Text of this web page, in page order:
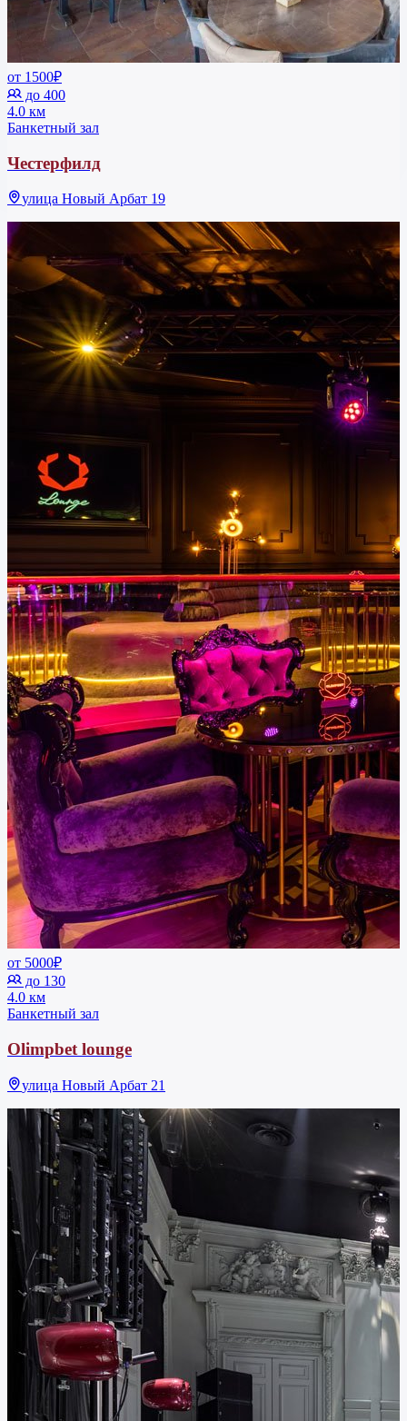
от 1500₽
до 400
4.0 км
Банкетный зал
Честерфилд
улица Новый Арбат 19
от 5000₽
до 130
4.0 км
Банкетный зал
Olimpbet lounge
улица Новый Арбат 21